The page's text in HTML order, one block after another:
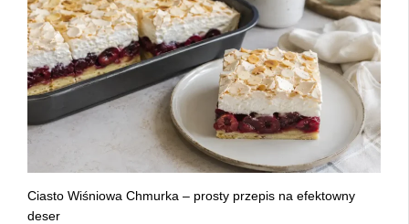
Ciasto Wiśniowa Chmurka – prosty przepis na efektowny
deser